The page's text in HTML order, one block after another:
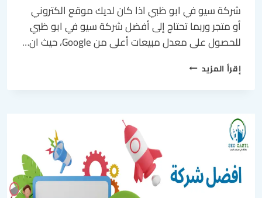
شركة سيو في ابو ظبي اذا كان لديك موقع الكتروني
أو متجر وربما تحتاج إلى أفضل شركة سيو في ابو ظبي
للحصول على معدل مبيعات أعلى من Google، حيث ان…
إقرأ المزيد